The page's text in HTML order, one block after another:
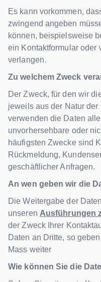
Es kann vorkommen,
zwingend angeben
können, beispielsweise
ein Kontaktformular oder
verlangen.
Zu welchem Zweck
Der Zweck, für den wir
jeweils aus der Natur
verwenden die Daten
unvorhersehbare oder
häufigsten Zwecke sind
Rückmeldung,
geschäftlicher Anfragen.
An wen geben wir die
Die Weitergabe der
unseren Ausführungen
der Zweck Ihrer
Daten an Dritte, so
Mass weiter
Wie können Sie die